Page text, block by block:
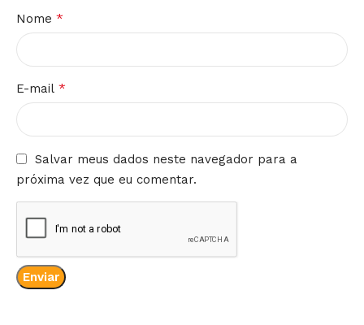
Nome *
E-mail *
Salvar meus dados neste navegador para a
próxima vez que eu comentar.